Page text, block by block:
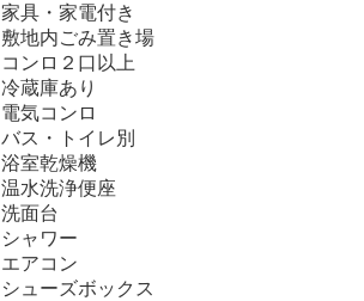
家具・家電付き
敷地内ごみ置き場
コンロ２口以上
冷蔵庫あり
電気コンロ
バス・トイレ別
浴室乾燥機
温水洗浄便座
洗面台
シャワー
エアコン
シューズボックス